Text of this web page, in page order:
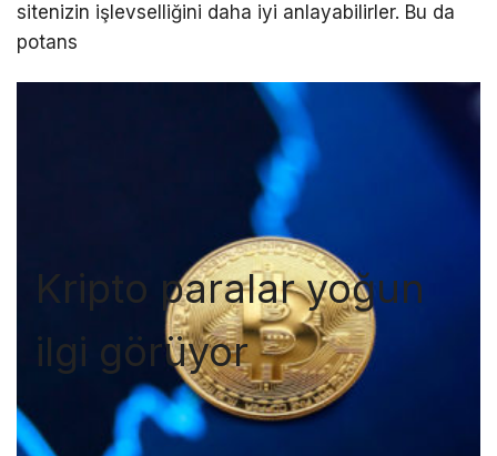
sitenizin işlevselliğini daha iyi anlayabilirler. Bu da
potans
Kripto paralar yoğun
ilgi görüyor